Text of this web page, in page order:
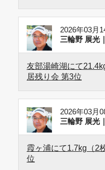
2026年03月
三輪野 展光
友部湯崎湖にて
居残り会 第3位
2026年03月
三輪野 展光
霞ヶ浦にて1.7kg（2
位